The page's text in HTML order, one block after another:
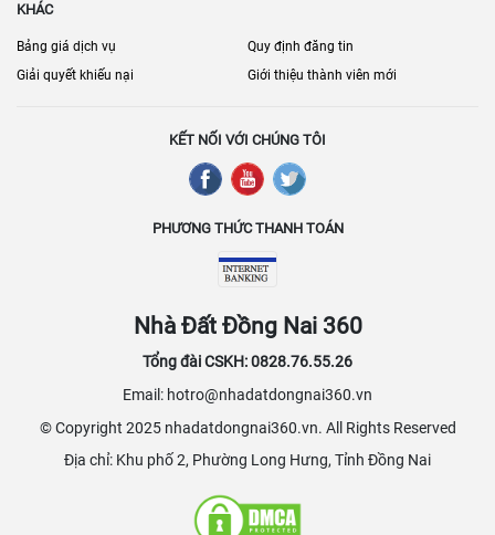
KHÁC
Bảng giá dịch vụ
Quy định đăng tin
Giải quyết khiếu nại
Giới thiệu thành viên mới
KẾT NỐI VỚI CHÚNG TÔI
PHƯƠNG THỨC THANH TOÁN
Nhà Đất Đồng Nai 360
Tổng đài CSKH: 0828.76.55.26
Email: hotro@nhadatdongnai360.vn
© Copyright 2025 nhadatdongnai360.vn. All Rights Reserved
Địa chỉ: Khu phố 2, Phường Long Hưng, Tỉnh Đồng Nai